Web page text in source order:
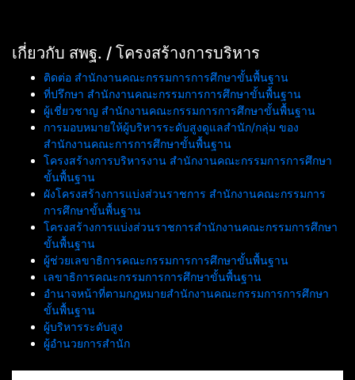
เกี่ยวกับ สพฐ. / โครงสร้างการบริหาร
ติดต่อ สำนักงานคณะกรรมการการศึกษาขั้นพื้นฐาน
ที่ปรึกษา สำนักงานคณะกรรมการการศึกษาขั้นพื้นฐาน
ผู้เชี่ยวชาญ สำนักงานคณะกรรมการการศึกษาขั้นพื้นฐาน
การมอบหมายให้ผู้บริหารระดับสูงดูแลสำนัก/กลุ่ม ของ
สำนักงานคณะการการศึกษาขั้นพื้นฐาน
โครงสร้างการบริหารงาน สำนักงานคณะกรรมการการศึกษา
ขั้นพื้นฐาน
ผังโครงสร้างการแบ่งส่วนราชการ สำนักงานคณะกรรมการ
การศึกษาขั้นพื้นฐาน
โครงสร้างการแบ่งส่วนราชการสำนักงานคณะกรรมการศึกษา
ขั้นพื้นฐาน
ผู้ช่วยเลขาธิการคณะกรรมการการศึกษาขั้นพื้นฐาน
เลขาธิการคณะกรรมการการศึกษาขั้นพื้นฐาน
อำนาจหน้าที่ตามกฎหมายสำนักงานคณะกรรมการการศึกษา
ขั้นพื้นฐาน
ผู้บริหารระดับสูง
ผู้อำนวยการสำนัก